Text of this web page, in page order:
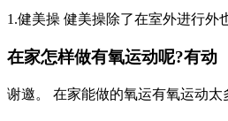
1.健美操 健美操除了在室外进行外
在家怎样做有氧运动呢?有动
谢邀。 在家能做的氧运有氧运动